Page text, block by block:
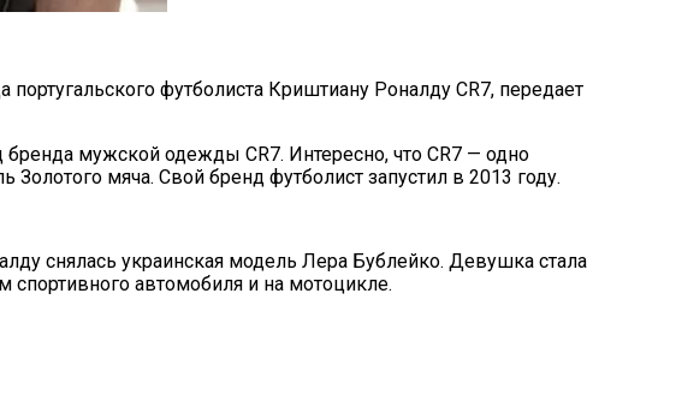
футболиста Криштиану Роналду CR7, передает
мужской одежды CR7. Интересно, что CR7 — одно
мяча. Свой бренд футболист запустил в 2013 году.
снялась украинская модель Лера Бублейко. Девушка стала
спортивного автомобиля и на мотоцикле.